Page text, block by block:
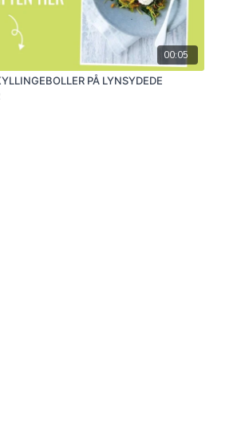
00:05
PÅ LYNSYDEDE